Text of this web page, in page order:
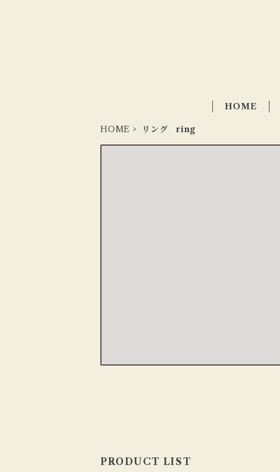
HOME
HOME リング ring
PRODUCT LIST